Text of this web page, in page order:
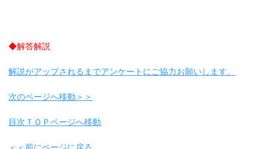
◆解答解説
解説がアップされるまでアンケートにご協力お願いします。
次のページへ移動＞＞
目次ＴＯＰページへ移動